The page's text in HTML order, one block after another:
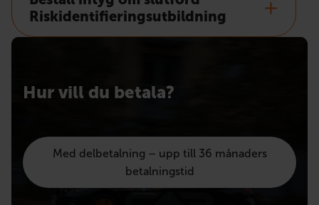
Riskidentifieringsutbildning
Hur vill du betala?
Med delbetalning – upp till 36 månaders
betalningstid